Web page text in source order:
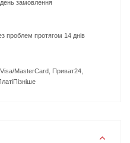
замовлення
протягом 14 днів
MasterCard, Приват24,